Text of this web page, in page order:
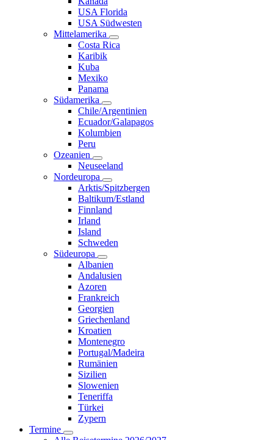
USA Florida
USA Südwesten
Mittelamerika
Costa Rica
Karibik
Kuba
Mexiko
Panama
Südamerika
Chile/Argentinien
Ecuador/Galapagos
Kolumbien
Peru
Ozeanien
Neuseeland
Nordeuropa
Arktis/Spitzbergen
Baltikum/Estland
Finnland
Irland
Island
Schweden
Südeuropa
Albanien
Andalusien
Azoren
Frankreich
Georgien
Griechenland
Kroatien
Montenegro
Portugal/Madeira
Rumänien
Sizilien
Slowenien
Teneriffa
Türkei
Zypern
Termine